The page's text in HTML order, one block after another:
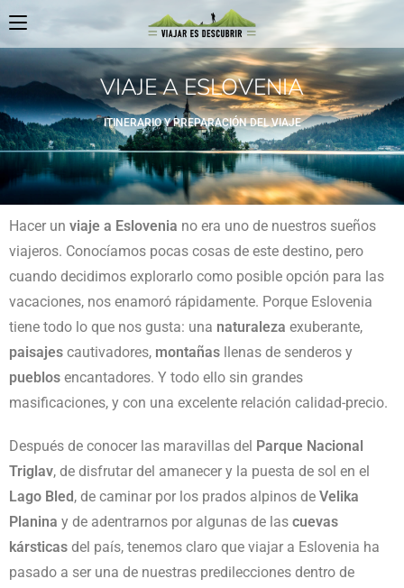
VIAJE A ESLOVENIA
ITINERARIO Y PREPARACIÓN DEL VIAJE
Hacer un viaje a Eslovenia no era uno de nuestros sueños
viajeros. Conocíamos pocas cosas de este destino, pero
cuando decidimos explorarlo como posible opción para las
vacaciones, nos enamoró rápidamente. Porque Eslovenia
tiene todo lo que nos gusta: una naturaleza exuberante,
paisajes cautivadores, montañas llenas de senderos y
pueblos encantadores. Y todo ello sin grandes
masificaciones, y con una excelente relación calidad-precio.
Después de conocer las maravillas del Parque Nacional
Triglav, de disfrutar del amanecer y la puesta de sol en el
Lago Bled, de caminar por los prados alpinos de Velika
Planina y de adentrarnos por algunas de las cuevas
kársticas del país, tenemos claro que viajar a Eslovenia ha
pasado a ser una de nuestras predilecciones dentro de